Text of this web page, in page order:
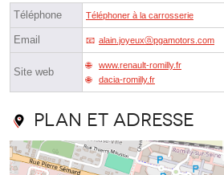
Téléphone Téléphoner à la carrosserie
Email alain.joyeuxⓐpgamotors.com
Site web
www.renault-romilly.fr
dacia-romilly.fr
Plan et adresse